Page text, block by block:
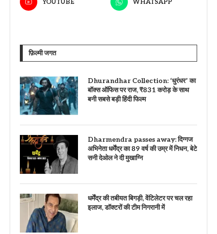
YOUTUBE WHATSAPP
फ़िल्मी जगत
Dhurandhar Collection: ‘धुरंधर’ का
बॉक्स ऑफिस पर राज, ₹831 करोड़ के साथ
बनी सबसे बड़ी हिंदी फिल्म
Dharmendra passes away: दिग्गज
अभिनेता धर्मेंद्र का 89 वर्ष की उम्र में निधन, बेटे
सनी देओल ने दी मुखाग्नि
धर्मेंद्र की तबीयत बिगड़ी, वेंटिलेटर पर चल रहा
इलाज, डॉक्टरों की टीम निगरानी में